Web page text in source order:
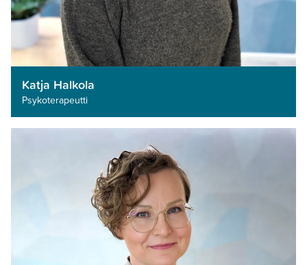
Katja Halkola
Psykoterapeutti­